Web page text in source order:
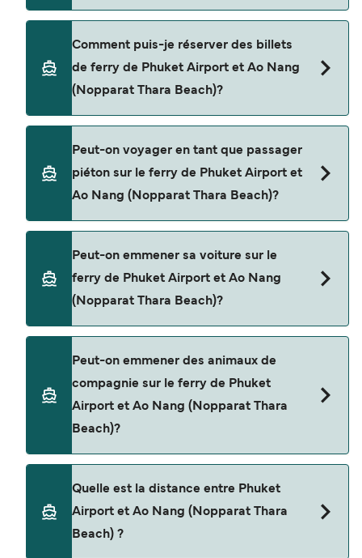
Comment puis-je réserver des billets
de ferry de Phuket Airport et Ao Nang
(Nopparat Thara Beach)?
de recherche et consultez notre page d'offres
pour consulter les dernières promotions
disponibles.
Peut-on voyager en tant que passager
piéton sur le ferry de Phuket Airport et
Ao Nang (Nopparat Thara Beach)?
Thara Beach) avec
Peut-on emmener sa voiture sur le
ferry de Phuket Airport et Ao Nang
(Nopparat Thara Beach)?
ferry entre Phuket Airport et Ao Nang (Nopparat
Thara Beach).
Peut-on emmener des animaux de
compagnie sur le ferry de Phuket
Airport et Ao Nang (Nopparat Thara
Beach)?
Phuket Airport et Ao Nang (Nopparat Thara
Beach).
Quelle est la distance entre Phuket
Airport et Ao Nang (Nopparat Thara
Beach) ?